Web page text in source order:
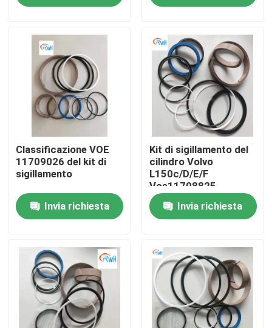
Video
Circa noi
Controllo di qualità
Contattici
Casi
Corredo idraulico della guarnizione dell'interruttore
Classificazione VOE
11709026 del kit di
sigillamento
Invia richiesta
Kit di sigillamento del
cilindro Volvo
L150c/D/E/F
Voe11708825
11709018 11709025
11709026 11709028
Invia richiesta